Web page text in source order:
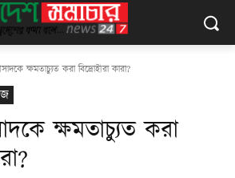
ক্ষমতাচ্যুত করা বিদ্রোহীরা কারা?
ক্ষমতাচ্যুত করা